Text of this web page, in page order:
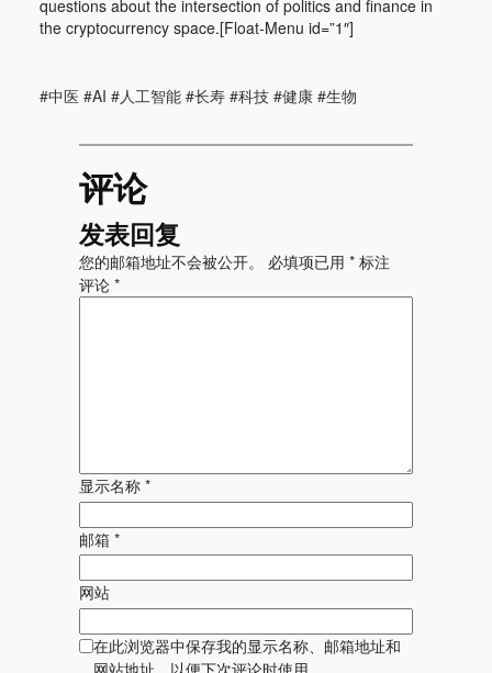
questions about the intersection of politics and finance in
the cryptocurrency space.[Float-Menu id=”1″]
#中医 #AI #人工智能 #长寿 #科技 #健康 #生物
评论
发表回复
您的邮箱地址不会被公开。 必填项已用 *标注
评论 *
显示名称 *
邮箱 *
网站
在此浏览器中保存我的显示名称、邮箱地址和
网站地址，以便下次评论时使用。